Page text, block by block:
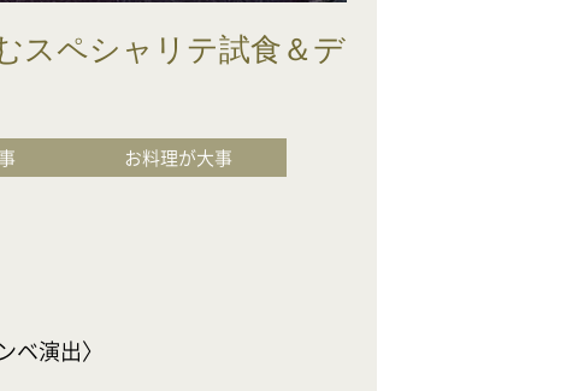
スペシャリテ試食＆デ
お料理が大事
演出〉